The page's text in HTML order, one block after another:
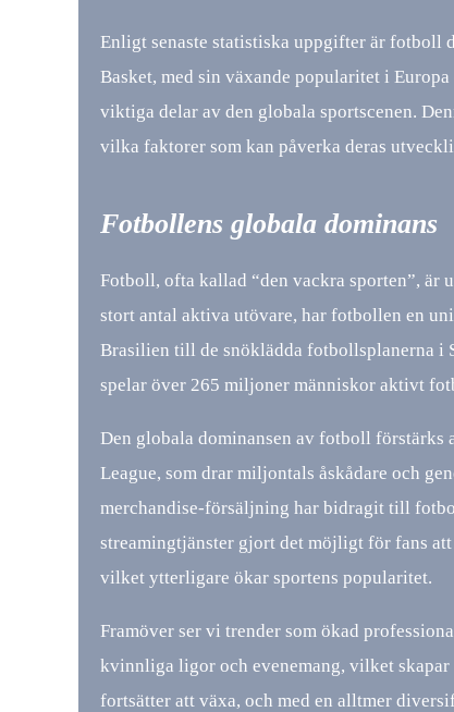
Enligt senaste statistiska uppgifter är fotboll
Basket, med sin växande popularitet i
viktiga delar av den globala sportscenen.
vilka faktorer som kan påverka deras
Fotbollens globala dominans
Fotboll, ofta kallad “den vackra sporten”, är
stort antal aktiva utövare, har fotbollen en
Brasilien till de snöklädda fotbollsplanerna i
spelar över 265 miljoner människor aktivt
Den globala dominansen av fotboll förstärks
League, som drar miljontals åskådare och
merchandise-försäljning har bidragit till
streamingtjänster gjort det möjligt för fans
vilket ytterligare ökar sportens popularitet.
Framöver ser vi trender som ökad
kvinnliga ligor och evenemang, vilket
fortsätter att växa, och med en alltmer